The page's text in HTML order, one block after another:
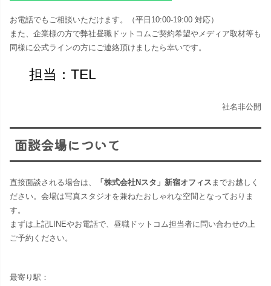
お電話でもご相談いただけます。（平日10:00-19:00 対応​）
また、企業様の方で弊社昼職ドットコムご契約希望やメディア取材等も
同様に公式ラインの方にご連絡頂けましたら幸いです。
担当：TEL
社名非公開
面談会場について
直接面談される場合は、 「株式会社Nスタ」新宿オフィス までお越しく
ださい。​会場は写真スタジオを兼ねたおしゃれな空間となっておりま
す。
まずは上記LINEやお電話で、昼職ドットコム担当者に問い合わせの上
ご予約ください。
最寄り駅：